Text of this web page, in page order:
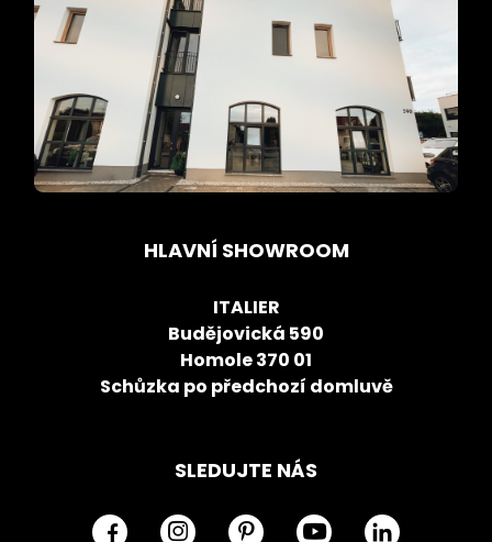
HLAVNÍ SHOWROOM
ITALIER
Budějovická 590
Homole 370 01
Schůzka po předchozí domluvě
SLEDUJTE NÁS